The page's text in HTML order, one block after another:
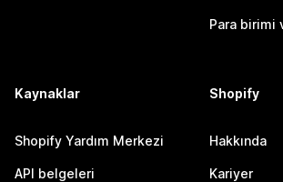
Para birimi
Kaynaklar
Shopify Yardım Merkezi
API belgeleri
Shopify
Hakkında
Kariyer